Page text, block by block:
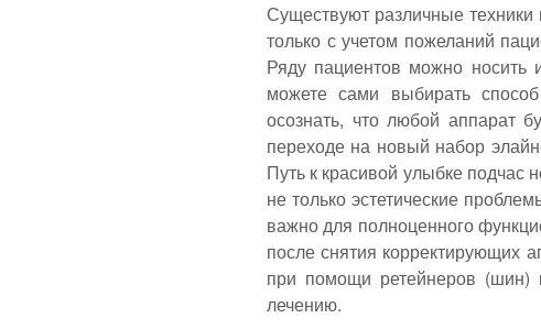
Существуют различные
только с учетом пожеланий
Ряду пациентов можно
можете сами выбирать
осознать, что любой аппарат
переходе на новый набор
Путь к красивой улыбке подчас
не только эстетические
важно для полноценного
после снятия корректирующих
при помощи ретейнеров (шин)
лечению.